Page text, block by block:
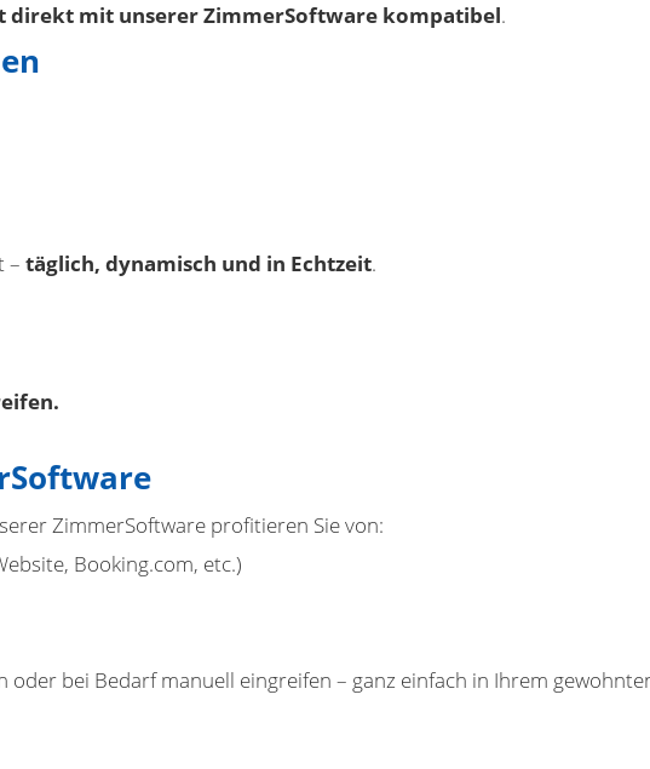
direkt mit unserer ZimmerSoftware kompatibel.
– täglich, dynamisch und in Echtzeit.
ZimmerSoftware profitieren Sie von:
Booking.com, etc.)
oder bei Bedarf manuell eingreifen – ganz einfach in Ihrem